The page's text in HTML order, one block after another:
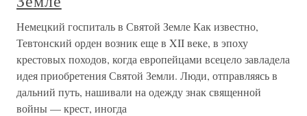
Немецкий госпиталь в Святой Земле Как известно,
Тевтонский орден возник еще в XII веке, в эпоху
крестовых походов, когда европейцами всецело завладела
идея приобретения Святой Земли. Люди, отправляясь в
дальний путь, нашивали на одежду знак священной
войны — крест, иногда